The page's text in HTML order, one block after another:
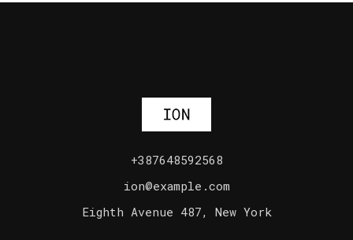
+387648592568
ion@example.com
Eighth Avenue 487, New York